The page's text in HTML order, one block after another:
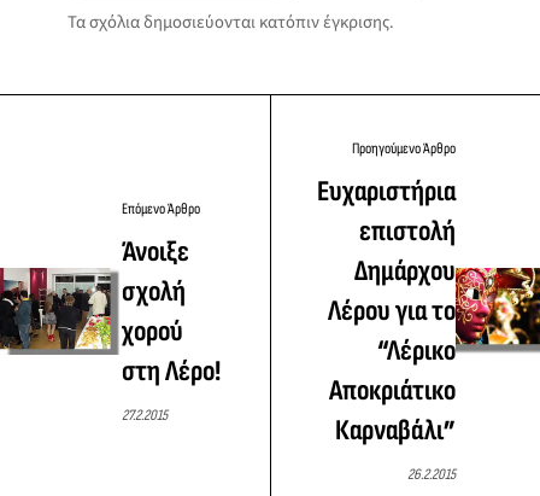
Τα σχόλια δημοσιεύονται κατόπιν έγκρισης.
Επόμενο Άρθρο
Άνοιξε
σχολή
χορού
στη Λέρο!
27.2.2015
Προηγούμενο Άρθρο
Ευχαριστήρια
επιστολή
Δημάρχου
Λέρου για το
“Λέρικο
Αποκριάτικο
Καρναβάλι”
26.2.2015